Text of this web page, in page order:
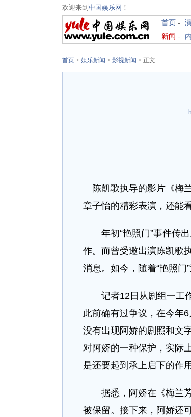
欢迎来到 中国娱乐网 ！
首页 -
新闻 -
首页 > 娱乐新闻 > 影视新闻 > 正文
陈凯歌执导的影片《梅
章子怡的精彩表演，还能
年初“艳照门”事件传出
作。而曾受邀出演陈凯歌
消息。如今，随着“艳照门
记者12日从剧组一工作
此前确有过争议，在今年
没有出现阿娇的剧照和文
对阿娇的一种保护，实际
是还要起到承上启下的作
据悉，阿娇在《梅兰芳
被保留。接下来，阿娇还